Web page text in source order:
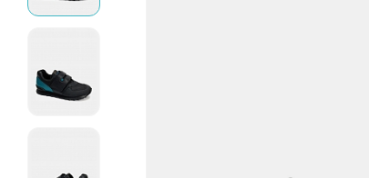
Капсула